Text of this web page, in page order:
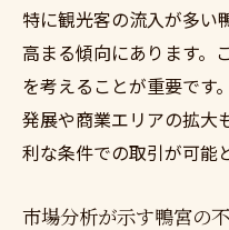
特に観光客の流入が多い
高まる傾向にあります。
を考えることが重要です
発展や商業エリアの拡大
利な条件での取引が可能
市場分析が示す鴨宮の